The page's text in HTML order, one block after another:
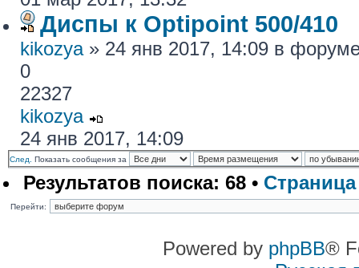
Диспы к Optipoint 500/410
kikozya» 24 янв 2017, 14:09 в
0
22327
kikozya
24 янв 2017, 14:09
След. Показать сообщения за
Результатов поиска: 68 •
Перейти:
Powered by phpBB®